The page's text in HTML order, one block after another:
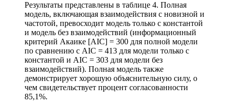
Результаты представлены в таблице 4. Полная
модель, включающая взаимодействия с новизной и
частотой, превосходит модель только с константой
и модель без взаимодействий (информационный
критерий Акаике [AIC] = 300 для полной модели
по сравнению с AIC = 413 для модели только с
константой и AIC = 303 для модели без
взаимодействий). Полная модель также
демонстрирует хорошую объяснительную силу, о
чем свидетельствует процент согласованности
85,1%.